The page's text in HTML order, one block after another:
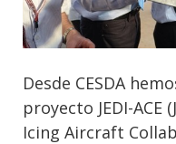
Desde CESDA
proyecto JEDI-ACE
Icing Aircraft